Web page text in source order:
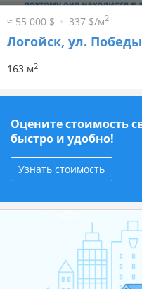
≈ 55 000 $ 337 $/м2
Логойск, ул.
163 м2
Оцените стоимость
быстро и удобно!
Узнать стоимость